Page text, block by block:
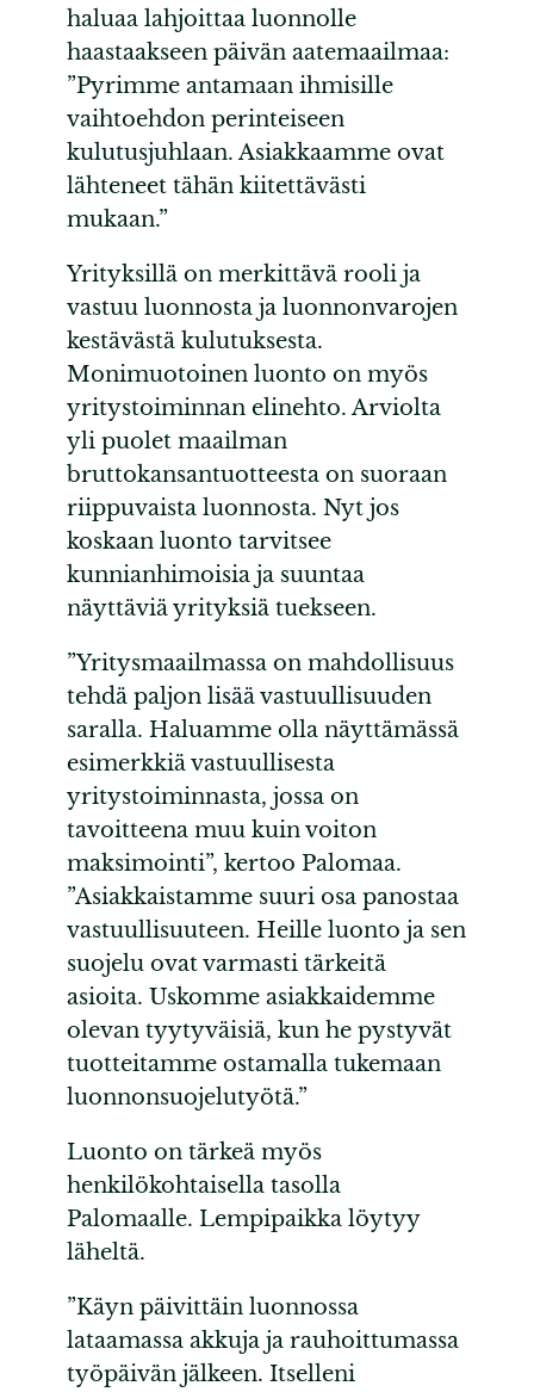
haluaa lahjoittaa luonnolle
haastaakseen päivän aatemaailmaa:
”Pyrimme antamaan ihmisille
vaihtoehdon perinteiseen
kulutusjuhlaan. Asiakkaamme ovat
lähteneet tähän kiitettävästi
mukaan.”
Yrityksillä on merkittävä rooli ja
vastuu luonnosta ja luonnonvarojen
kestävästä kulutuksesta.
Monimuotoinen luonto on myös
yritystoiminnan elinehto. Arviolta
yli puolet maailman
bruttokansantuotteesta on suoraan
riippuvaista luonnosta. Nyt jos
koskaan luonto tarvitsee
kunnianhimoisia ja suuntaa
näyttäviä yrityksiä tuekseen.
”Yritysmaailmassa on mahdollisuus
tehdä paljon lisää vastuullisuuden
saralla. Haluamme olla näyttämässä
esimerkkiä vastuullisesta
yritystoiminnasta, jossa on
tavoitteena muu kuin voiton
maksimointi”, kertoo Palomaa.
”Asiakkaistamme suuri osa panostaa
vastuullisuuteen. Heille luonto ja sen
suojelu ovat varmasti tärkeitä
asioita. Uskomme asiakkaidemme
olevan tyytyväisiä, kun he pystyvät
tuotteitamme ostamalla tukemaan
luonnonsuojelutyötä.”
Luonto on tärkeä myös
henkilökohtaisella tasolla
Palomaalle. Lempipaikka löytyy
läheltä.
”Käyn päivittäin luonnossa
lataamassa akkuja ja rauhoittumassa
työpäivän jälkeen. Itselleni